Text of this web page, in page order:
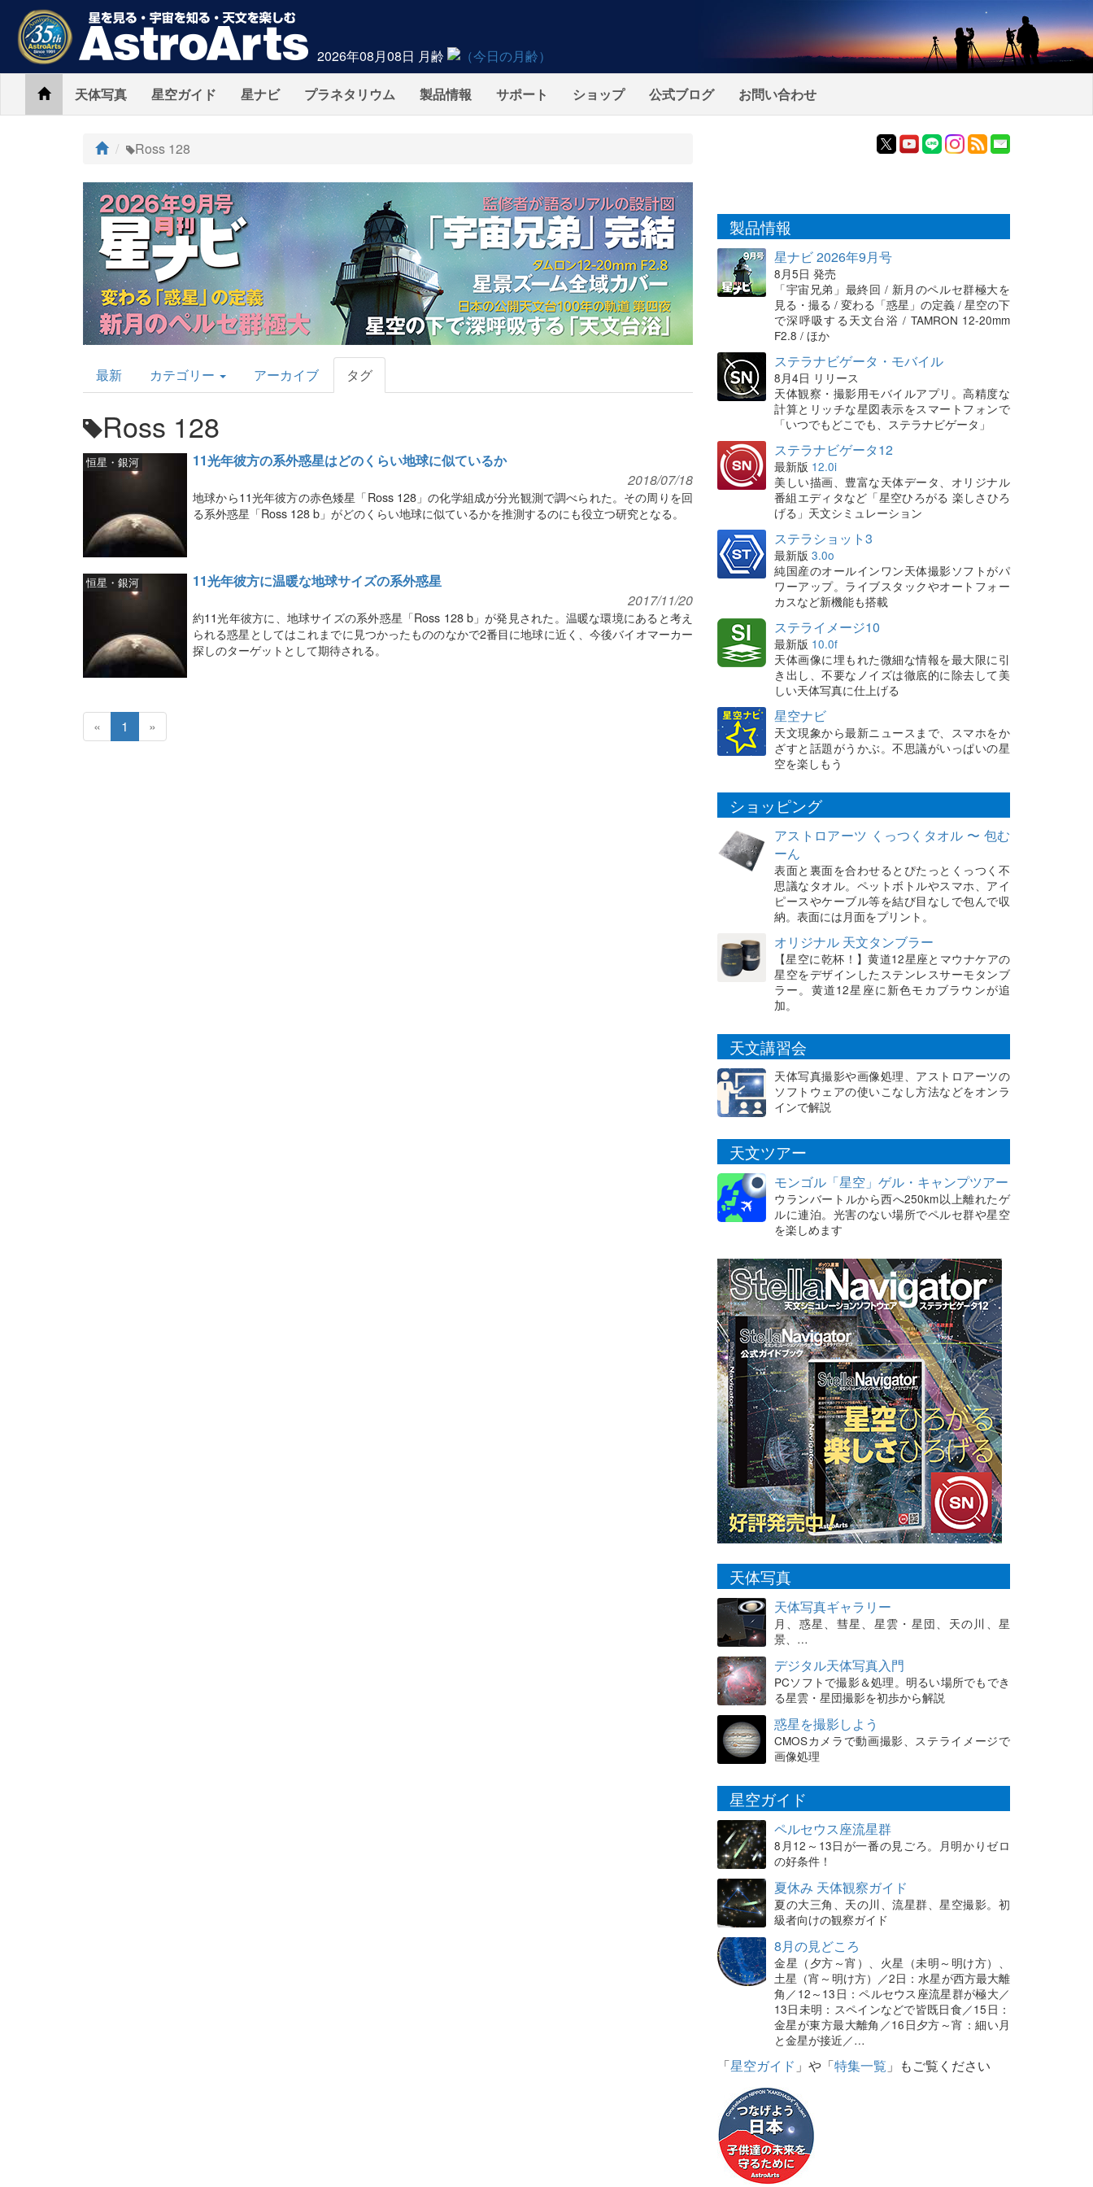
2026年08月08日 月齢
Home天体写真 星空ガイド 星ナビ プラネタリウム 製品情報 サポート ショップ 公式ブログ お問い合わせ
ト
プ
Ross 128
AstroArts
Topics
最新 カテゴリー アーカイブ タグ
Ross 128
11光年彼方の系外惑星はどのくらい地球に似ているか
恒星・銀河
2018/07/18
地球から11光年彼方の赤色矮星「Ross 128」の化学組成が分光観測で調べられた。その周りを回
る系外惑星「Ross 128 b」がどのくらい地球に似ているかを推測するのにも役立つ研究となる。
11光年彼方に温暖な地球サイズの系外惑星
恒星・銀河
2017/11/20
約11光年彼方に、地球サイズの系外惑星「Ross 128 b」が発見された。温暖な環境にあると考え
られる惑星としてはこれまでに見つかったもののなかで2番目に地球に近く、今後バイオマーカー
探しのターゲットとして期待される。
« 1 »
製品情報
星ナビ 2026年9月号
8月5日 発売
「宇宙兄弟」最終回 / 新月のペルセ群極大を
見る・撮る / 変わる「惑星」の定義 / 星空の下
で深呼吸する天文台浴 / TAMRON 12-20mm
F2.8 / ほか
ステラナビゲータ・モバイル
8月4日 リリース
天体観察・撮影用モバイルアプリ。高精度な
計算とリッチな星図表示をスマートフォンで
「いつでもどこでも、ステラナビゲータ」
ステラナビゲータ12
最新版 12.0i
美しい描画、豊富な天体データ、オリジナル
番組エディタなど「星空ひろがる 楽しさひろ
げる」天文シミュレーション
ステラショット3
最新版 3.0o
純国産のオールインワン天体撮影ソフトがパ
ワーアップ。ライブスタックやオートフォー
カスなど新機能も搭載
ステライメージ10
最新版 10.0f
天体画像に埋もれた微細な情報を最大限に引
き出し、不要なノイズは徹底的に除去して美
しい天体写真に仕上げる
星空ナビ
天文現象から最新ニュースまで、スマホをか
ざすと話題がうかぶ。不思議がいっぱいの星
空を楽しもう
ショッピング
アストロアーツ くっつくタオル 〜 包む
ーん
表面と裏面を合わせるとぴたっとくっつく不
思議なタオル。ペットボトルやスマホ、アイ
ピースやケーブル等を結び目なしで包んで収
納。表面には月面をプリント。
オリジナル 天文タンブラー
【星空に乾杯！】黄道12星座とマウナケアの
星空をデザインしたステンレスサーモタンブ
ラー。黄道12星座に新色モカブラウンが追
加。
天文講習会
天体写真撮影や画像処理、アストロアーツの
ソフトウェアの使いこなし方法などをオンラ
インで解説
天文ツアー
モンゴル「星空」ゲル・キャンプツアー
ウランバートルから西へ250km以上離れたゲ
ルに連泊。光害のない場所でペルセ群や星空
を楽しめます
天体写真
天体写真ギャラリー
月、惑星、彗星、星雲・星団、天の川、星
景、…
デジタル天体写真入門
PCソフトで撮影＆処理。明るい場所でもでき
る星雲・星団撮影を初歩から解説
惑星を撮影しよう
CMOSカメラで動画撮影、ステライメージで
画像処理
星空ガイド
ペルセウス座流星群
8月12～13日が一番の見ごろ。月明かりゼロ
の好条件！
夏休み 天体観察ガイド
夏の大三角、天の川、流星群、星空撮影。初
級者向けの観察ガイド
8月の見どころ
金星（夕方～宵）、火星（未明～明け方）、
土星（宵～明け方）／2日：水星が西方最大離
角／12～13日：ペルセウス座流星群が極大／
13日未明：スペインなどで皆既日食／15日：
金星が東方最大離角／16日夕方～宵：細い月
と金星が接近／…
「星空ガイド 」や「特集一覧 」もご覧ください